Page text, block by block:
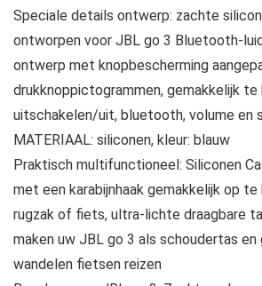
Speciale details ontwerp: zachte
ontworpen voor JBL go 3 Bluetooth-
ontwerp met knopbescherming
drukknoppictogrammen, gemakkelijk te
uitschakelen/uit, bluetooth, volume en
MATERIAAL: siliconen, kleur: blauw
Praktisch multifunctioneel: Siliconen
met een karabijnhaak gemakkelijk op te
rugzak of fiets, ultra-lichte draagbare
maken uw JBL go 3 als schoudertas
wandelen fietsen reizen